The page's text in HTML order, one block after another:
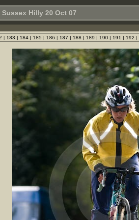
Sussex Hilly 20 Oct 07
| 183 | 184 | 185 | 186 | 187 | 188 | 189 | 190 | 191 | 192 |